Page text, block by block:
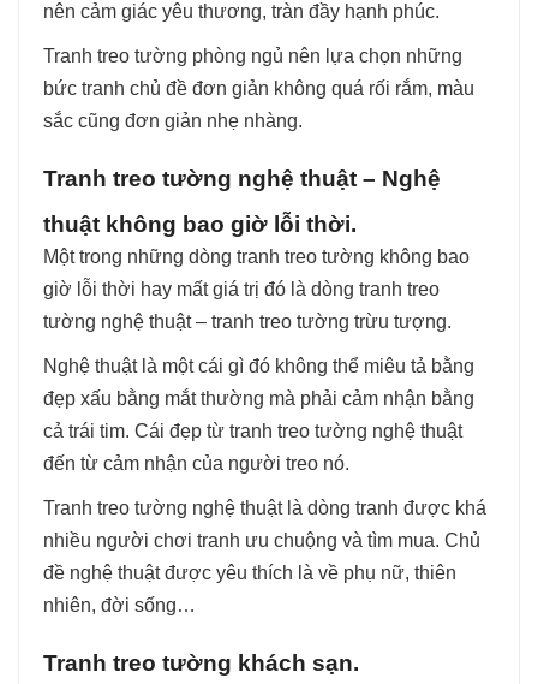
nên cảm giác yêu thương, tràn đầy hạnh phúc.
Tranh treo tường phòng ngủ nên lựa chọn những
bức tranh chủ đề đơn giản không quá rối rắm, màu
sắc cũng đơn giản nhẹ nhàng.
Tranh treo tường nghệ thuật – Nghệ
thuật không bao giờ lỗi thời.
Một trong những dòng tranh treo tường không bao
giờ lỗi thời hay mất giá trị đó là dòng tranh treo
tường nghệ thuật – tranh treo tường trừu tượng.
Nghệ thuật là một cái gì đó không thể miêu tả bằng
đẹp xấu bằng mắt thường mà phải cảm nhận bằng
cả trái tim. Cái đẹp từ tranh treo tường nghệ thuật
đến từ cảm nhận của người treo nó.
Tranh treo tường nghệ thuật là dòng tranh được khá
nhiều người chơi tranh ưu chuộng và tìm mua. Chủ
đề nghệ thuật được yêu thích là về phụ nữ, thiên
nhiên, đời sống…
Tranh treo tường khách sạn.